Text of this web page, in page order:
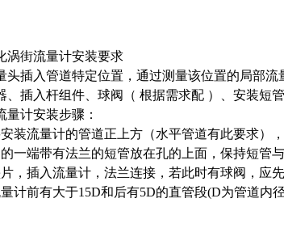
涡街流量计安装要求
头插入管道特定位置，通过测量该位置的局部
、插入杆组件、球阀（ 根据需求配 ）、安装短
量计安装步骤：
装流量计的管道正上方（水平管道有此要求）
一端带有法兰的短管放在孔的上面，保持短管
，插入流量计，法兰连接，若此时有球阀，应
计前有大于15D和后有5D的直管段(D为管道内径